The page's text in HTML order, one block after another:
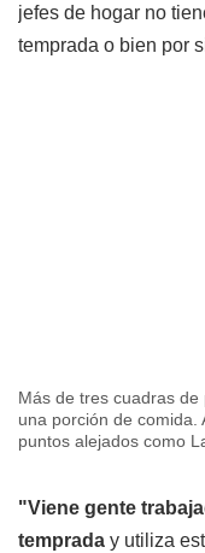
jefes de hogar no
temprada o bien por
Más de tres cuadras
una porción de comida.
puntos alejados como
"Viene gente
temprada y utiliza